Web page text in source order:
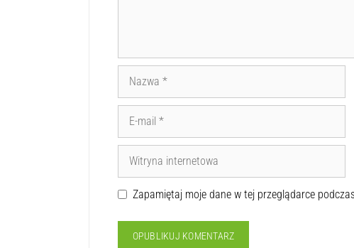
Zapamiętaj moje dane w tej przeglądarce